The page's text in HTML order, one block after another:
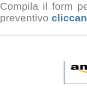
Compila il form
preventivo